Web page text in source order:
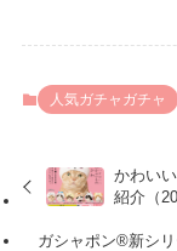
人気ガチャガチャ
かわい
紹介（
ガシャポン®新シ